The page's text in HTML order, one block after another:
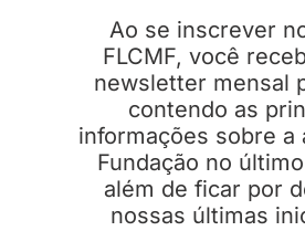
Ao se inscrever
FLCMF, você
newsletter mensal
contendo as
informações sobre a
Fundação no
além de ficar por
nossas últimas